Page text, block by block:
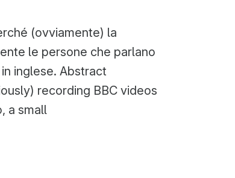
(ovviamente) la
le persone che parlano
inglese. Abstract
recording BBC videos
a small